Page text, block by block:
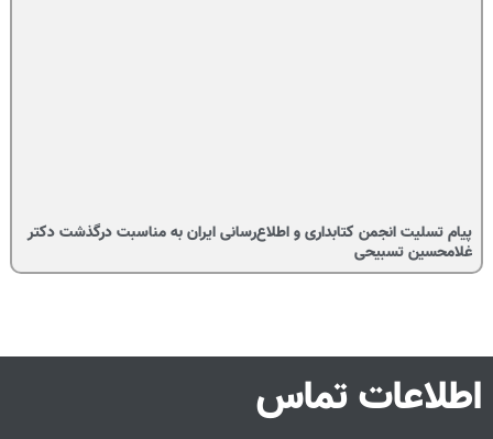
پیام تسلیت انجمن کتابداری و اطلاع‌رسانی ایران به مناسبت درگذشت دکتر
غلامحسین تسبیحی
اطلاعات تماس